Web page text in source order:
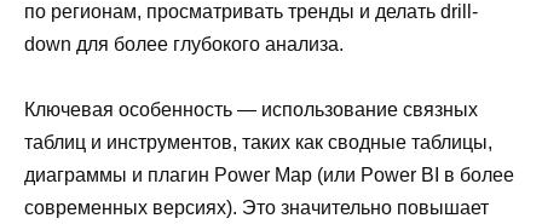
по регионам, просматривать тренды и делать drill-
down для более глубокого анализа.
Ключевая особенность — использование связных
таблиц и инструментов, таких как сводные таблицы,
диаграммы и плагин Power Map (или Power BI в более
современных версиях). Это значительно повышает